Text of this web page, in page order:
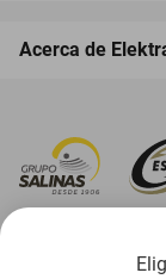
Acerca de